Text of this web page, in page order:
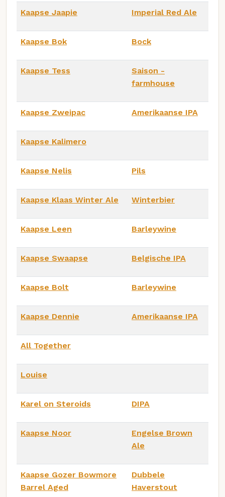
Kaapse Jaapie Imperial Red Ale
Kaapse Bok Bock
Kaapse Tess
Saison -
farmhouse
Kaapse Zweipac Amerikaanse IPA
Kaapse Kalimero
Kaapse Nelis Pils
Kaapse Klaas Winter Ale Winterbier
Kaapse Leen Barleywine
Kaapse Swaapse Belgische IPA
Kaapse Bolt Barleywine
Kaapse Dennie Amerikaanse IPA
All Together
Louise
Karel on Steroids DIPA
Kaapse Noor
Engelse Brown
Ale
Kaapse Gozer Bowmore
Barrel Aged
Dubbele
Haverstout